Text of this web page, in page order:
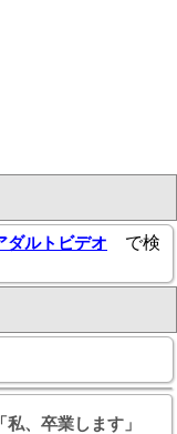
ダルトビデオ で検
、卒業します」